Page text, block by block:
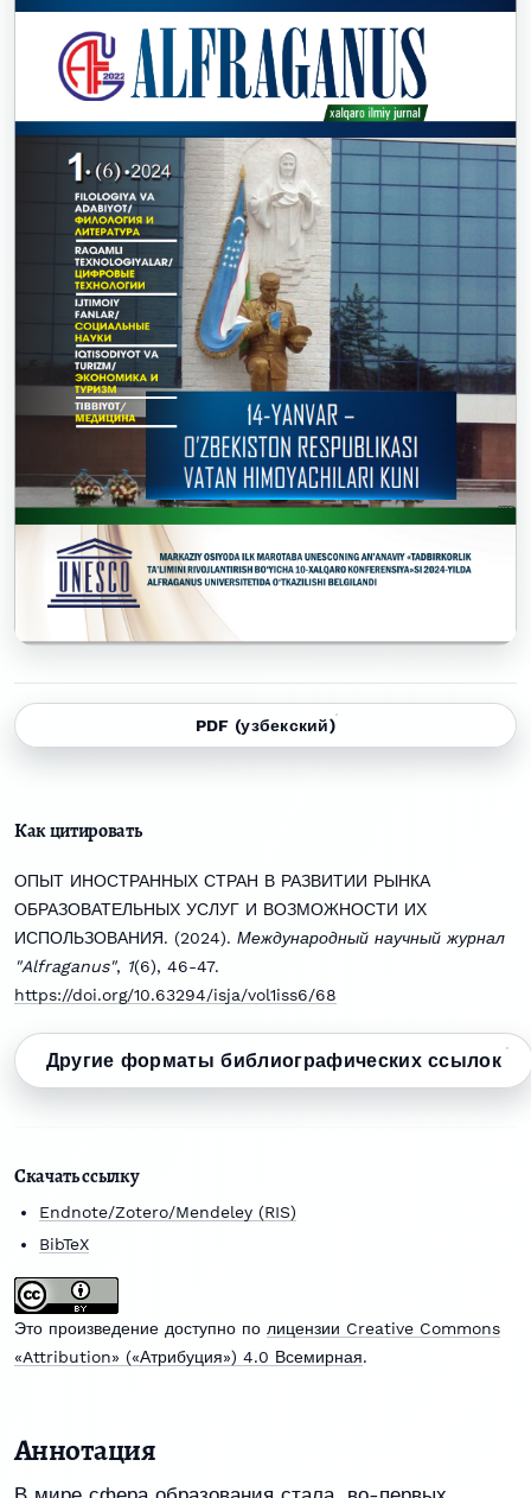
PDF (узбекский)
Как цитировать
ОПЫТ ИНОСТРАННЫХ СТРАН В РАЗВИТИИ РЫНКА
ОБРАЗОВАТЕЛЬНЫХ УСЛУГ И ВОЗМОЖНОСТИ ИХ
ИСПОЛЬЗОВАНИЯ. (2024). Международный научный журнал
"Alfraganus", 1(6), 46-47.
https://doi.org/10.63294/isja/vol1iss6/68
Другие форматы библиографических ссылок
Скачать ссылку
Endnote/Zotero/Mendeley (RIS)
BibTeX
Это произведение доступно по лицензии Creative Commons
«Attribution» («Атрибуция») 4.0 Всемирная.
Аннотация